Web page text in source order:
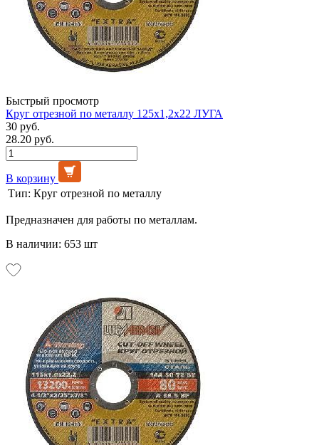
Быстрый просмотр
Круг отрезной по металлу 125х1,2х22 ЛУГА
30 руб.
28.20 руб.
В корзину
Тип: Круг отрезной по металлу
Предназначен для работы по металлам.
В наличии: 653 шт